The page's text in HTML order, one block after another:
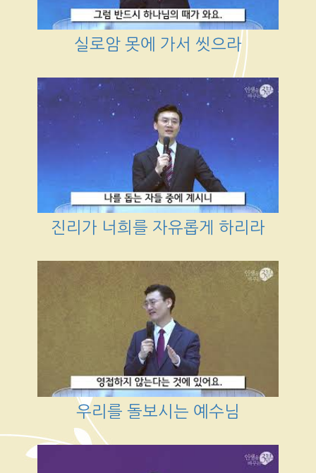
실로암 못에 가서 씻으라
진리가 너희를 자유롭게 하리라
우리를 돌보시는 예수님